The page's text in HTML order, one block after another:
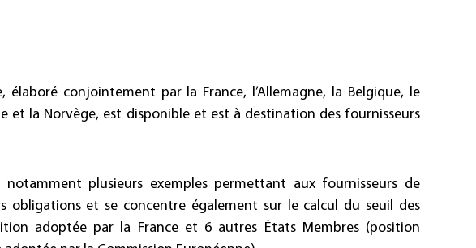
élaboré conjointement par la France, l’Allemagne, la Belgique, le
et la Norvège, est disponible et est à destination des fournisseurs
notamment plusieurs exemples permettant aux fournisseurs de
obligations et se concentre également sur le calcul du seuil des
adoptée par la France et 6 autres États Membres (position